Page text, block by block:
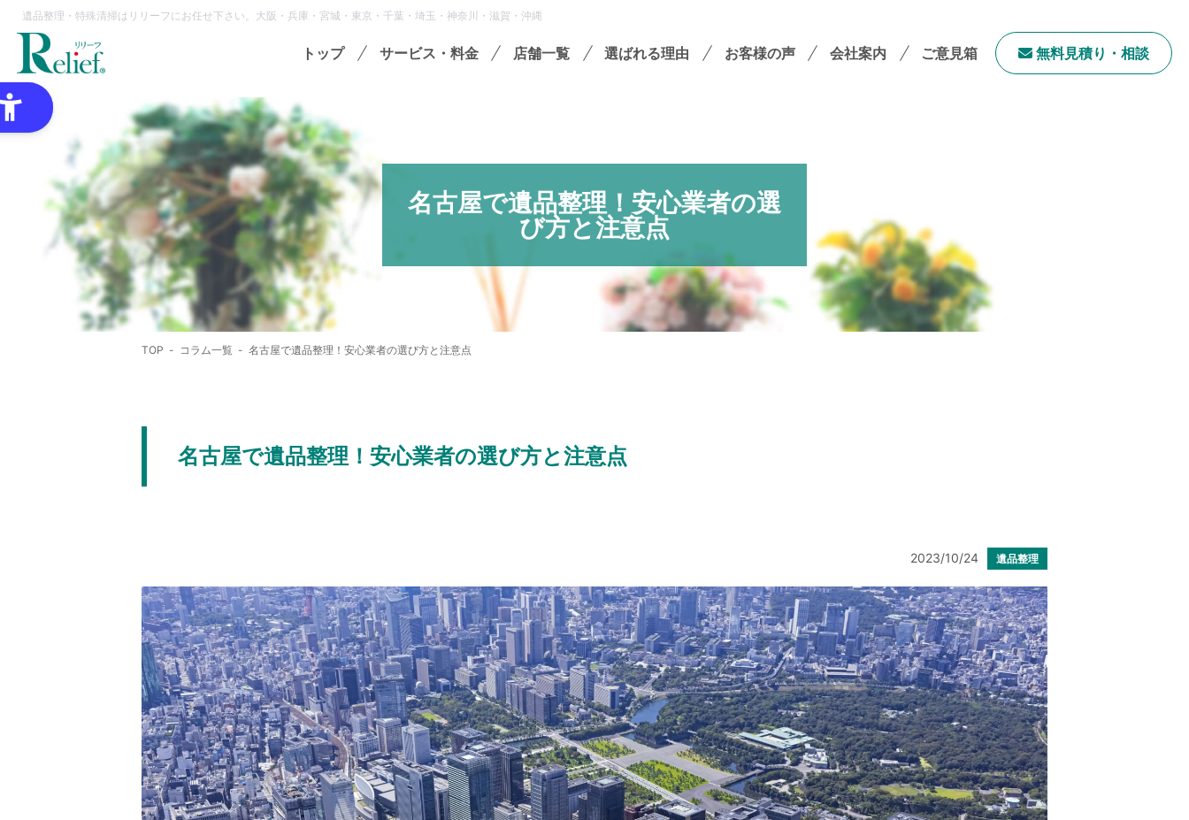
トップ サービス・料金
特殊清掃・孤独死
ゴミ屋敷・モノ屋敷
店舗一覧 選ばれる理由 お客様の声 会社案内
サステナビリティ
「ユニウェブ」の使い方
フランチャイズ加盟オーナー募集
ご意見箱 無料⾒積り・相談
名古屋で遺品整理！安心業者の選
び方と注意点
遺品整理・特殊清掃はリリーフにお任せ下さい。大阪・兵庫・宮城・東京・千葉・埼玉・神奈川・滋賀・沖縄
TOP コラム一覧 名古屋で遺品整理！安心業者の選び方と注意点
名古屋で遺品整理！安心業者の選び方と注意点
2023/10/24 遺品整理